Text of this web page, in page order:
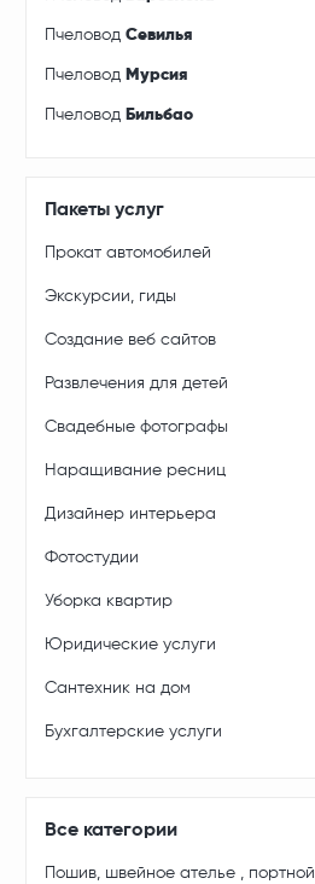
ПчеловодСевилья
Пчеловод Мурсия
Пчеловод Бильбао
Пакеты услуг
Прокат автомобилей
Экскурсии, гиды
Создание веб сайтов
Развлечения для детей
Свадебные фотографы
Наращивание ресниц
Дизайнер интерьера
Фотостудии
Уборка квартир
Юридические услуги
Сантехник на дом
Бухгалтерские услуги
Все категории
Пошив, швейное ателье , портной